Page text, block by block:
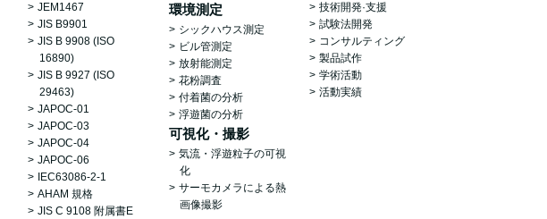
JEM1467
JIS B9901
JIS B 9908 (ISO
16890)
JIS B 9927 (ISO
29463)
JAPOC-01
JAPOC-03
JAPOC-04
JAPOC-06
IEC63086-2-1
AHAM 規格
JIS C 9108 附属書E
環境測定
シックハウス測定
ビル管測定
放射能測定
花粉調査
付着菌の分析
浮遊菌の分析
可視化・撮影
気流・浮遊粒子の可視
化
サーモカメラによる熱
画像撮影
技術開発·支援
試験法開発
コンサルティング
製品試作
学術活動
活動実績